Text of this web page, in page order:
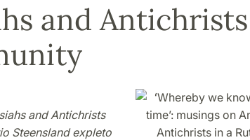
and
and Antichrists
Steensland expleto